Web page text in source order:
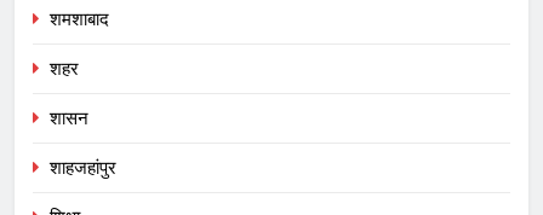
शमशाबाद
शहर
शासन
शाहजहांपुर